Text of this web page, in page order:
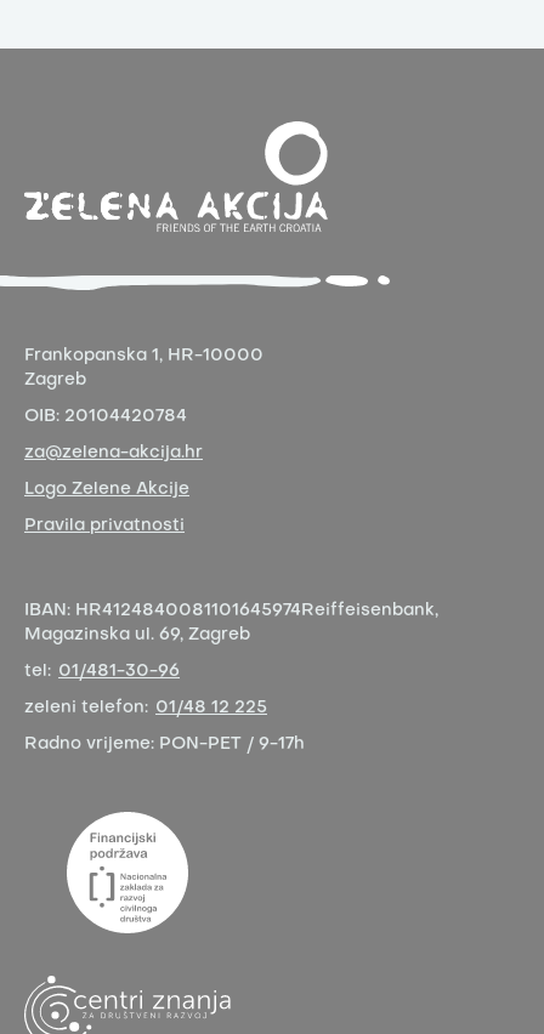
Frankopanska 1, HR-10000
Zagreb
OIB: 20104420784
za@zelena-akcija.hr
Logo Zelene Akcije
Pravila privatnosti
IBAN: HR4124840081101645974 Reiffeisenbank,
Magazinska ul. 69, Zagreb
tel: 01/481-30-96
zeleni telefon: 01/48 12 225
Radno vrijeme: PON-PET / 9-17h